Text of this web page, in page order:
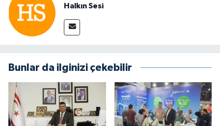
Halkın Sesi
Bunlar da ilginizi çekebilir